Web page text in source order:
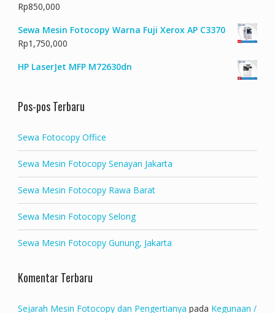
Rp850,000
Sewa Mesin Fotocopy Warna Fuji Xerox AP C3370
Rp1,750,000
HP LaserJet MFP M72630dn
Pos-pos Terbaru
Sewa Fotocopy Office
Sewa Mesin Fotocopy Senayan Jakarta
Sewa Mesin Fotocopy Rawa Barat
Sewa Mesin Fotocopy Selong
Sewa Mesin Fotocopy Gunung, Jakarta
Komentar Terbaru
Sejarah Mesin Fotocopy dan Pengertianya pada Kegunaan /